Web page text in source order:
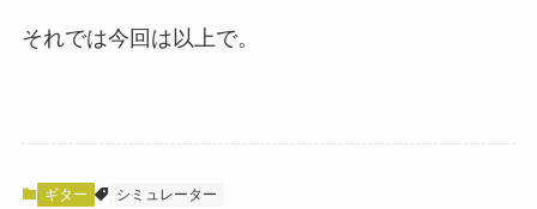
それでは今回は以上で。
ギター シミュレーター